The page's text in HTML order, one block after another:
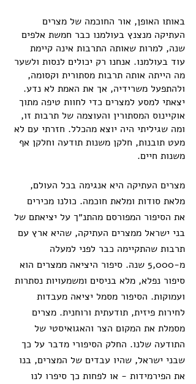
באותו האופן, אור החוכמה של מצרים
העתיקה מנצנץ בעולמנו כבר חמשת אלפים
שנה, למרות שאותה התרבות אינה קיימת
עוד בעולמנו. אנחנו רק יכולים לנסות ולשער
מה הייתה אותה תרבות מסתורית וקסומה,
ולהתפעל משרידיה, אך את האמת לא נדע.
יצאתי למסע למצרים כדי לחוות טיפה מתוך
אוקיינוס המסתורין והעוצמה של תרבות זו,
ומה שגיליתי היה יוצא מהכלל. חזרתי עם לא
מעט תובנות, חלקן משנות תודעה וחלקן אף
משנות חיים.
מצרים העתיקה היא אנגימה בכל העולם,
מלאת סודות ומלאת חוכמה. כולנו מכירים
את הסיפור המפורסם מהתנ״ך על יציאתם של
בני ישראל ממצרים העתיקה, שהיא ארץ עם
תרבות שהתקיימה כבר לפני למעלה
מ-5,000 שנה. סיפור היציאה ממצרים הוא
סיפור נפלא, מלא בניסים ומשמעויות נסתרות
ועמוקות. הסיפור מסמל יציאה מעבדות
לחירות פיזית, תודעתית ורוחנית. מצרים
מסמלת את המקום הצר והאגואיסטי של
התודעה שלנו. החלק הסיפורי מדבר על כך
שבני ישראל, שהיו עבדים של המצרים, בנו
את הפירמידות - או לפחות כך סיפרו לנו